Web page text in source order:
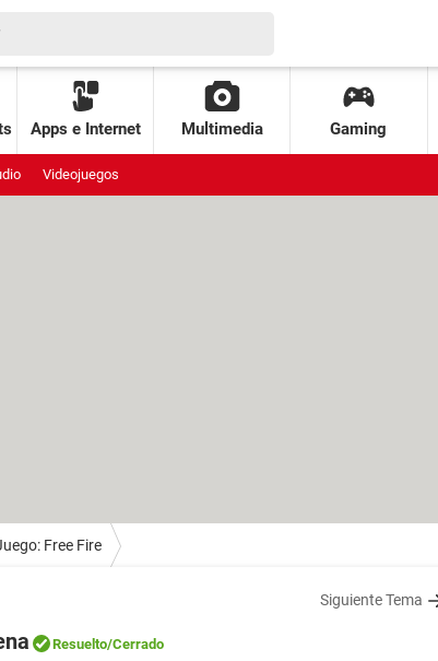
Apps e Internet Multimedia Gaming
Videojuegos
Free Fire
Siguiente Tema
Resuelto/Cerrado